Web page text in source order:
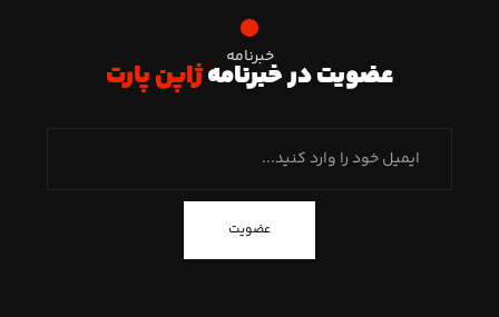
خبرنامه
عضویت در خبرنامهژاپن پارت
عضویت